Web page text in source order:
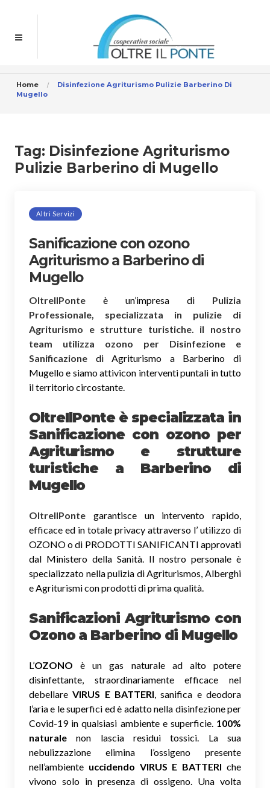
Home
Disinfezione Agriturismo Pulizie Barberino Di
Mugello
Tag: Disinfezione Agriturismo
Pulizie Barberino di Mugello
Altri Servizi
Sanificazione con ozono
Agriturismo a Barberino di
Mugello
OltreIlPonte è un’impresa di Pulizia
Professionale, specializzata in pulizie di
Agriturismo e strutture turistiche. il nostro
team utilizza ozono per Disinfezione e
Sanificazione di Agriturismo a Barberino di
Mugello e siamo attivicon interventi puntali in tutto
il territorio circostante.
OltreIlPonte è specializzata in
Sanificazione con ozono per
Agriturismo e strutture
turistiche a Barberino di
Mugello
OltreIlPonte garantisce un intervento rapido,
efficace ed in totale privacy attraverso l’ utilizzo di
OZONO o di PRODOTTI SANIFICANTI approvati
dal Ministero della Sanità. Il nostro personale è
specializzato nella pulizia di Agriturismos, Alberghi
e Agriturismi con prodotti di prima qualità.
Sanificazioni Agriturismo con
Ozonoa Barberino di Mugello
L’OZONO è un gas naturale ad alto potere
disinfettante, straordinariamente efficace nel
debellareVIRUS E BATTERI, sanifica e deodora
l’aria e le superfici ed è adatto nella disinfezione per
Covid-19 in qualsiasi ambiente e superficie. 100%
naturale non lascia residui tossici. La sua
nebulizzazione elimina l’ossigeno presente
nell’ambiente uccidendo VIRUS E BATTERI che
vivono solo in presenza di ossigeno. Una volta